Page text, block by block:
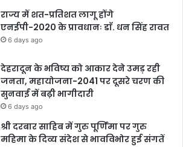
राज्य में शत-प्रतिशत लागू होंगे
एनईपी-2020 के प्रावधानः डाॅ. धन सिंह रावत
6 days ago
देहरादून के भविष्य को आकार देने उमड़ रही
जनता, महायोजना-2041 पर दूसरे चरण की
सुनवाई में बढ़ी भागीदारी
6 days ago
श्री दरबार साहिब में गुरु पूर्णिमा पर गुरु
महिमा के दिव्य संदेश से भावविभोर हुई संगतें